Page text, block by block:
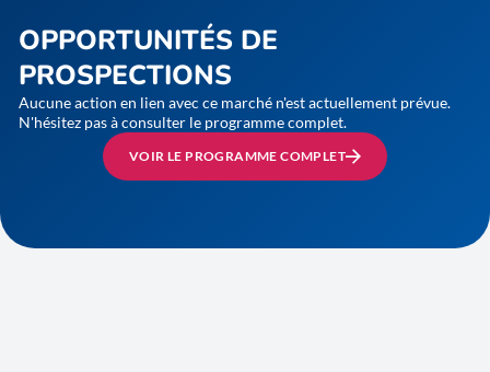
OPPORTUNITÉS DE
PROSPECTIONS
Aucune action en lien avec ce marché n'est actuellement prévue.
N'hésitez pas à consulter le programme complet.
VOIR LE PROGRAMME COMPLET